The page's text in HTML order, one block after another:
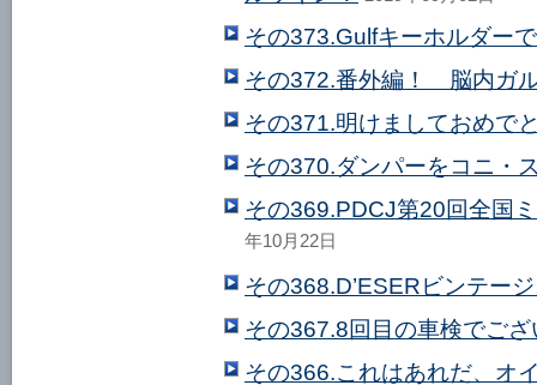
その373.Gulfキーホルダー
その372.番外編！ 脳内ガ
その371.明けましておめで
その370.ダンパーをコニ・
その369.PDCJ第20回全国
年10月22日
その368.D’ESERビンテー
その367.8回目の車検でござ
その366.これはあれだ、オ